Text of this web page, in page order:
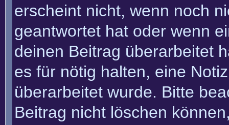
erscheint nicht, wenn noch
geantwortet hat oder wenn
deinen Beitrag überarbeitet
es für nötig halten, eine
überarbeitet wurde. Bitte
Beitrag nicht löschen